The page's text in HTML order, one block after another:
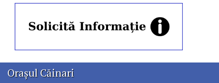
Orașul Căinari